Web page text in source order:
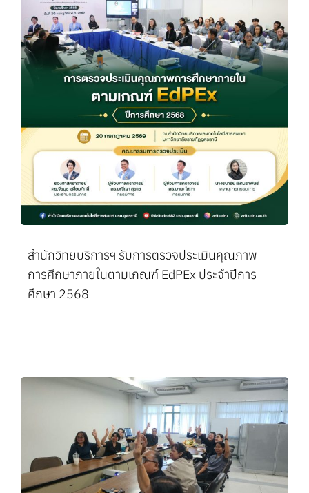
สำนักวิทยบริการฯ รับการตรวจประเมินคุณภาพ
การศึกษาภายในตามเกณฑ์ EdPEx ประจำปีการ
ศึกษา 2568